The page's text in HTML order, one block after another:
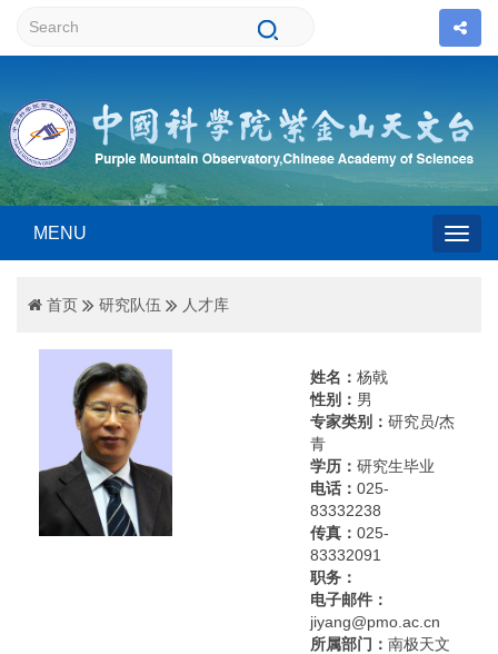
MENU
首页 研究队伍 人才库
姓名： 杨戟
性别： 男
专家类别： 研究员/杰
青
学历： 研究生毕业
电话： 025-
83332238
传真： 025-
83332091
职务：
电子邮件：
jiyang@pmo.ac.cn
所属部门： 南极天文